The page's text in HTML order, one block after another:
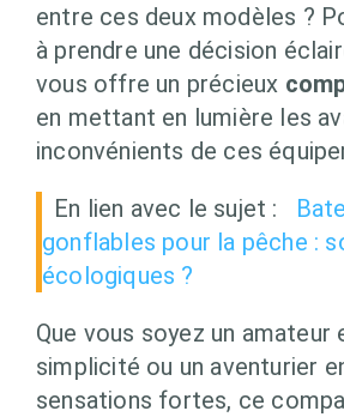
entre ces deux modèles ?
à prendre une décision
vous offre un précieux
en mettant en lumière les
inconvénients de ces
En lien avec le sujet :
gonflables pour la pêche :
écologiques ?
Que vous soyez un amateur
simplicité ou un aventurier
sensations fortes, ce